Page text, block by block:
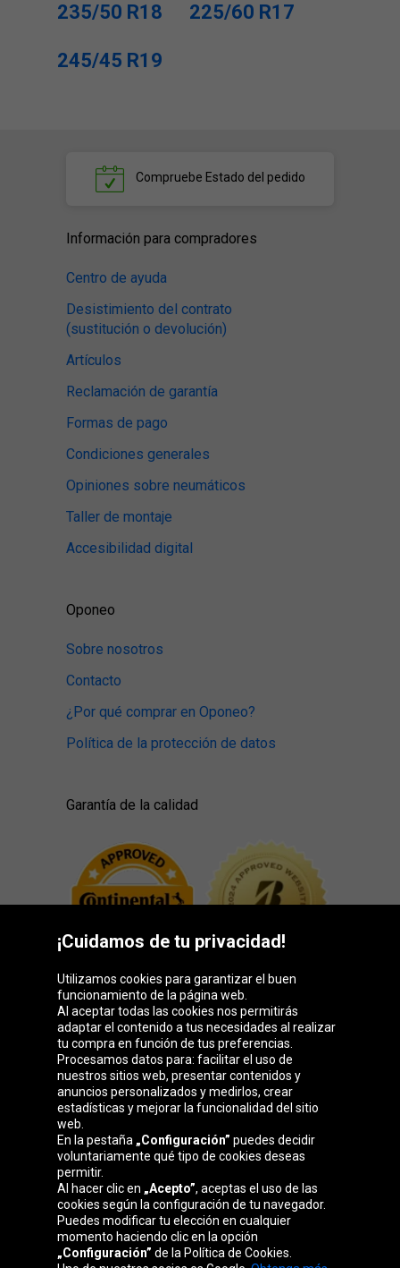
235/50 R18 225/60 R17
245/45 R19
Compruebe Estado del pedido
Información para compradores
Centro de ayuda
Desistimiento del contrato
(sustitución o devolución)
Artículos
Reclamación de garantía
Formas de pago
Condiciones generales
Opiniones sobre neumáticos
Taller de montaje
Accesibilidad digital
Oponeo
Sobre nosotros
Contacto
¿Por qué comprar en Oponeo?
Política de la protección de datos
Garantía de la calidad
Grupo Oponeo
Belgique
republika
France Italia Magyarország Nederland
¡Cuidamos de tu privacidad!
Utilizamos cookies para garantizar el buen
funcionamiento de la página web.
Al aceptar todas las cookies nos permitirás
adaptar el contenido a tus necesidades al realizar
tu compra en función de tus preferencias.
Procesamos datos para: facilitar el uso de
nuestros sitios web, presentar contenidos y
anuncios personalizados y medirlos, crear
estadísticas y mejorar la funcionalidad del sitio
web.
En la pestaña „Configuración” puedes decidir
voluntariamente qué tipo de cookies deseas
permitir.
Al hacer clic en „Acepto”, aceptas el uso de las
cookies según la configuración de tu navegador.
Puedes modificar tu elección en cualquier
momento haciendo clic en la opción
„Configuración” de la Política de Cookies.